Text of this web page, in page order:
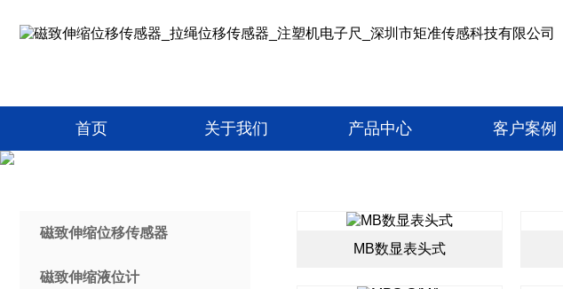
首页 关于我们 产品中心 客户案例
磁致伸缩位移传感器
磁致伸缩液位计
MB数显表头式